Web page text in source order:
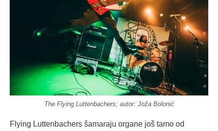
The Flying Luttenbachers; autor: Joža Bolonić
Flying Luttenbachers šamaraju organe još tamo od